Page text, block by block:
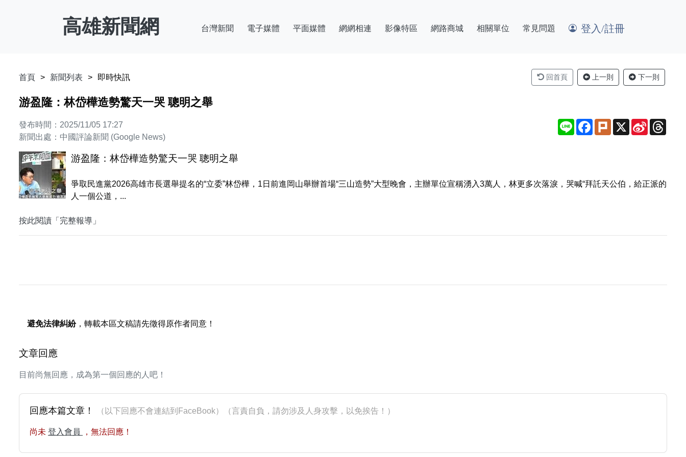
高雄新聞網 台灣新聞 電子媒體 平面媒體 網網相連 影像特區 網路商城 相關單位 常見問題 登入/註冊
首頁 新聞列表 即時快訊 回首頁 上一則 下一則
游盈隆：林岱樺造勢驚天一哭 聰明之舉
發布時間：2025/11/05 17:27
新聞出處：中國評論新聞 (Google News)
Line Facebook
Plurk X
Sina
Weibo
游盈隆：林岱樺造勢驚天一哭 聰明之舉
爭取民進黨2026高雄市長選舉提名的“立委”林岱樺，1日前進岡山舉辦首場“三山造勢”大型晚會，主辦單位宣稱湧入3萬人，林更多次落淚，哭喊“拜託天公伯，給正派的
人一個公道，...
按此閱讀「完整報導」
避免法律糾紛，轉載本區文稿請先徵得原作者同意！
文章回應
目前尚無回應，成為第一個回應的人吧！
回應本篇文章！ （以下回應不會連結到FaceBook）（言責自負，請勿涉及人身攻擊，以免挨告！）
尚未 登入會員 ，無法回應！